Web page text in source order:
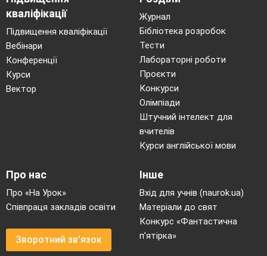
кваліфікації
Підвищення кваліфікації
Вебінари
Конференції
Курси
Вектор
Журнал
Бібліотека розробок
Тести
Лабораторні роботи
Проєкти
Конкурси
Олімпіади
Штучний інтелект для
вчителів
Курси англійської мови
Про нас
Про «На Урок»
Співпраця закладів освіти
Зворотний зв'язок
Інше
Вхід для учнів (naurok.ua)
Матеріали до свят
Конкурс «Фантастична
п’ятірка»